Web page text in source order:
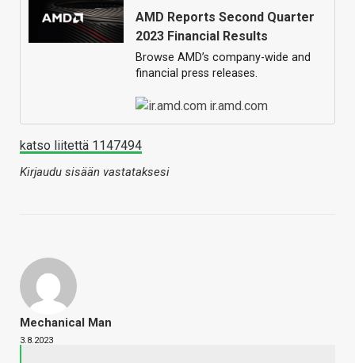
AMD Reports Second Quarter
2023 Financial Results
Browse AMD’s company-wide and
financial press releases.
ir.amd.com
katso liitettä 1147494
Kirjaudu sisään vastataksesi
Mechanical Man
3.8.2023